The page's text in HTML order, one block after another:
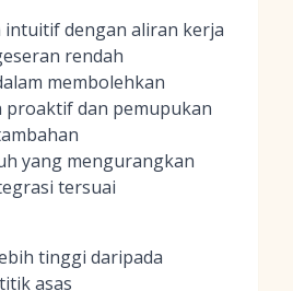
intuitif dengan aliran kerja
rendah
membolehkan
proaktif dan pemupukan
yang mengurangkan
tersuai
tinggi daripada
asas